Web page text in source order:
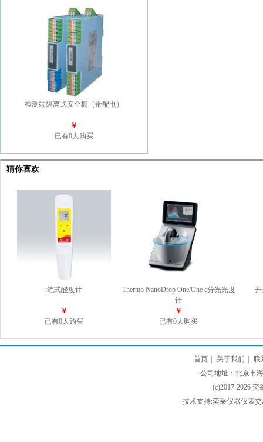
检测端隔离式安全栅（带配电）
￥
已有0人购买
猜你喜欢
:笔式酸度计
￥
已有0人购买
Thermo NanoDrop One/One c分光光度
计
￥
已有0人购买
首页 关于我们
联
公司地址：北京市
(c)2017-2026
技术支持:奕采仪器仪表